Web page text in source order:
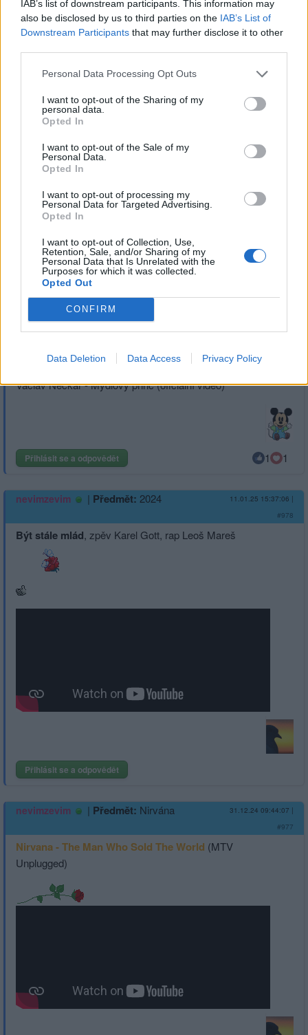
IAB’s list of downstream participants. This information may
also be disclosed by us to third parties on the IAB’s List of
Downstream Participants that may further disclose it to other
Personal Data Processing Opt Outs
I want to opt-out of the Sharing of my
personal data.
Opted In
I want to opt-out of the Sale of my
Personal Data.
Opted In
I want to opt-out of processing my
Personal Data for Targeted Advertising.
Opted In
I want to opt-out of Collection, Use,
Retention, Sale, and/or Sharing of my
Personal Data that Is Unrelated with the
Purposes for which it was collected.
Opted Out
CONFIRM
Data Deletion Data Access Privacy Policy
Jiří Schelinger - Holubí dům
Přihlásit se a odpovědět
Monifa |Předmět: Václav Neckář -
Mýdlový princ …
Václav Neckář - Mýdlový princ (oficiální video)
Přihlásit se a odpovědět 1 1
nevimzevim | Předmět: 2024 11.01.25 15:37:06 |
#978
Být stále mlád, zpěv Karel Gott, rap Leoš Mareš
Přihlásit se a odpovědět
nevimzevim | Předmět: Nirvána 31.12.24 09:44:07 |
#977
Nirvana - The Man Who Sold The World (MTV
Unplugged)